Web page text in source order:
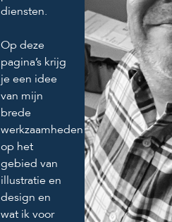
diensten.
Op deze
pagina’s krijg
je een idee
van mijn
brede
werkzaamheden
op het
gebied van
illustratie en
design en
wat ik voor